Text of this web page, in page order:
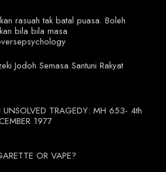
rasuah tak batal puasa. Boleh
bila bila masa
Jodoh Semasa Santuni Rakyat
TRAGEDY: MH 653- 4th
1977
OR VAPE?